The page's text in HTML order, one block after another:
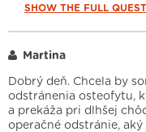
SHOW THE FULL
Martina
Dobrý deň. Chcela by
odstránenia osteofytu,
a prekáža pri dlhšej
operačné odstránie,